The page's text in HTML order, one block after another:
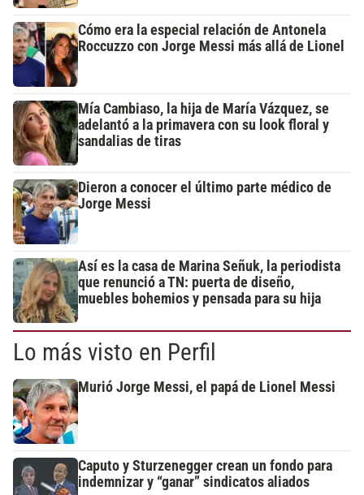
Cómo era la especial relación de Antonela
Roccuzzo con Jorge Messi más allá de Lionel
Mía Cambiaso, la hija de María Vázquez, se
adelantó a la primavera con su look floral y
sandalias de tiras
Dieron a conocer el último parte médico de
Jorge Messi
Así es la casa de Marina Señuk, la periodista
que renunció a TN: puerta de diseño,
muebles bohemios y pensada para su hija
Lo más visto en Perfil
Murió Jorge Messi, el papá de Lionel Messi
Caputo y Sturzenegger crean un fondo para
indemnizar y “ganar” sindicatos aliados